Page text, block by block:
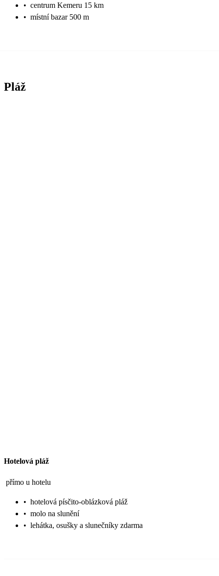
• centrum Kemeru 15 km
• místní bazar 500 m
Pláž
Hotelová pláž
přímo u hotelu
• hotelová písčito-oblázková pláž
• molo na slunění
• lehátka, osušky a slunečníky zdarma